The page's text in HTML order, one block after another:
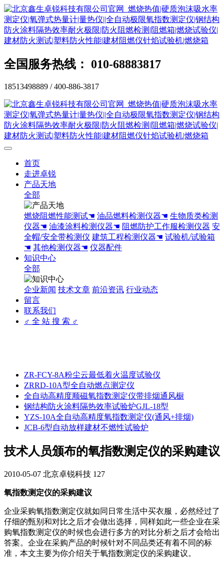
全国服务热线： 010-68883817
18513498889 / 400-886-3817
首页
走进卓锐
产品天地
全部
燃烧阻燃性能测试☚ 油品燃料检测仪器☚ 生物质类检测
仪器☚ 油漆涂料检测仪器☚ 阻燃防护工作服检测仪器 安
全帽/安全带检测仪 建筑工程检测仪器☚ 试验机/试验箱
☚ 其他检测仪器☚ 仪器配件
知识中心
全部
企业新闻 技术文章 前沿资讯 行业动态
留言
联系我们
♂ 全 站 搜 索 ♂
ZR-FCY-8A粉尘云最低着火温度试验仪
ZRRD-10A型全自动燃点测定仪
全自动高精度顺磁氧指数测定仪带排烟通风橱
钢结构防火涂料隔热效率试验炉GJL-18型
YZS-10A全自动高精度氧指数测定仪(通风+排烟)
JCB-6型自动放样建材不燃性试验炉
技术人员颁布的氧指数测定仪的采购建议
2010-05-07 北京卓锐科技 127
氧指数测定仪的采购建议
企业采购氧指数测定仪就如同日常生活中买衣服，必然经过了
仔细的甄别和对比之后才会做出选择，同样如此一些企业在采
购氧指数测定仪的时候也会进行多方的对比分析之后才会给出
答案。企业在采购产品的时候针对不同品类还有着不同的标
准，本文主要为你介绍关于氧指数测定仪的采购建议。